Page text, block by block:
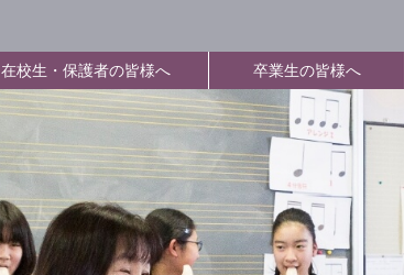
在校生・保護者の皆様へ 卒業生の皆様へ